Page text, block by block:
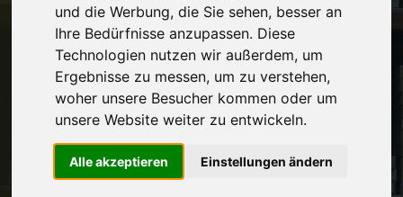
und die Werbung, die Sie sehen, besser an
Ihre Bedürfnisse anzupassen. Diese
Technologien nutzen wir außerdem, um
Ergebnisse zu messen, um zu verstehen,
woher unsere Besucher kommen oder um
unsere Website weiter zu entwickeln.
Alle akzeptieren Einstellungen ändern
Vereinbaren Sie einenRückruf
Hinterlassen Sie uns gern eine persönliche Nachricht.